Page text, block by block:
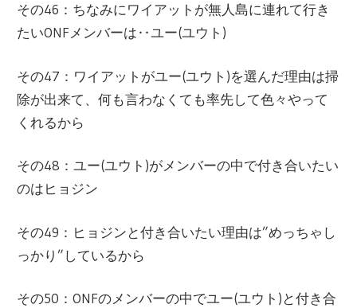
その46：ちなみにワイアットが無人島に連れて行き
たいONFメンバーは‥ユー(ユウト)
その47：ワイアットがユー(ユウト)を選んだ理由は掃
除が出来て、何も言わなくても率先して色々やって
くれるから
その48：ユー(ユウト)がメンバーの中で付き合いたい
のはヒョジン
その49：ヒョジンと付き合いたい理由は”めっちゃし
っかり”しているから
その50：ONFのメンバーの中でユー(ユウト)と付き合